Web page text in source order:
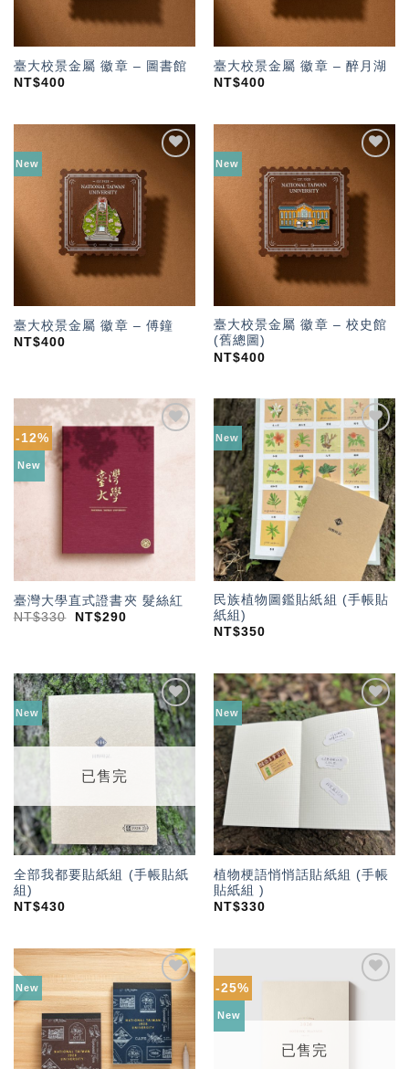
臺大校景金屬 徽章 – 圖書館
NT$400
臺大校景金屬 徽章 – 醉月湖
NT$400
New
望輕
臺大校景金屬 徽章 – 傅鐘
NT$400
New
望輕
臺大校景金屬 徽章 – 校史館
(舊總圖)
NT$400
-12%
New
臺灣大學直式證書夾 髮絲紅
NT$330 NT$290
New
加入
「願
望輕
單」
民族植物圖鑑貼紙組 (手帳貼
紙組)
NT$350
New
加入
「願
望輕
已售完
全部我都要貼紙組 (手帳貼紙
組)
NT$430
New
加入
「願
望輕
單」
植物梗語悄悄話貼紙組 (手帳
貼紙組 )
NT$330
New
加入
「願
望輕
單」
-25%
New
望輕
已售完